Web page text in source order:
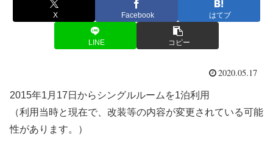
X Facebook はてブ
LINE コピー
2020.05.17
2015年1月17日からシングルルームを1泊利用
（利用当時と現在で、改装等の内容が変更されている可能
性があります。）